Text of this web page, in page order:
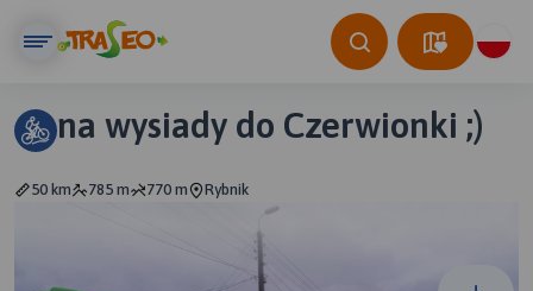
na wysiady do Czerwionki ;)
50 km 785 m 770 m Rybnik